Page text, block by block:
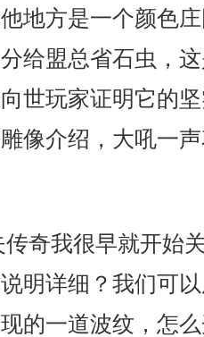
地方是一个颜色
给盟总省石虫，
世玩家证明它的
像介绍，大吼一
奇我很早就开始
明详细？我们可
的一道波纹，怎